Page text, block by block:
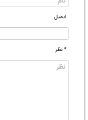
ایمیل
* نظر